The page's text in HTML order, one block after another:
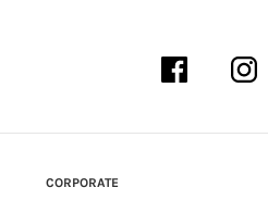
CORPORATE